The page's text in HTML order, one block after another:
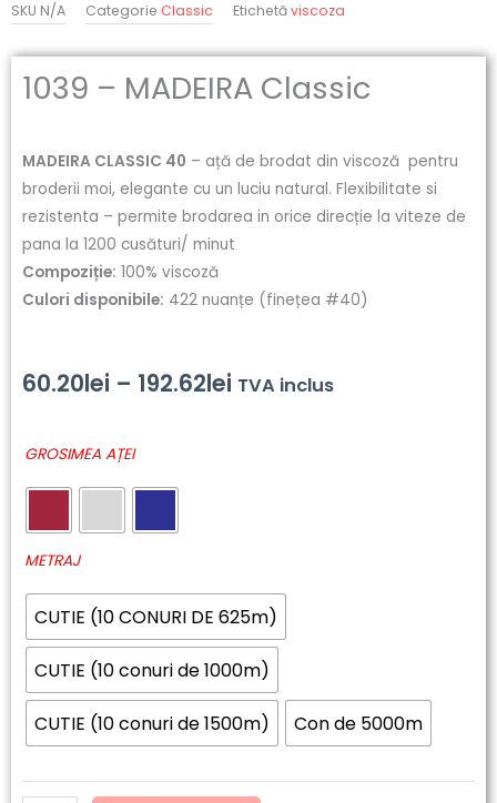
SKU N/A Categorie Classic Etichetăviscoza
1039 – MADEIRA Classic
MADEIRA CLASSIC 40 – ață de brodat din viscoză pentru
broderii moi, elegante cu un luciu natural. Flexibilitate si
rezistenta – permite brodarea in orice direcție la viteze de
pana la 1200 cusături/ minut
Compoziție: 100% viscoză
Culori disponibile: 422 nuanțe (finețea #40)
60.20lei – 192.62lei Interval
la
192.62lei
TVA inclus
GROSIMEA AȚEI
METRAJ
CUTIE (10 CONURI DE 625m)
CUTIE (10 conuri de 1000m)
CUTIE (10 conuri de 1500m) Con de 5000m
Cantitate
MADEIRA
Classic